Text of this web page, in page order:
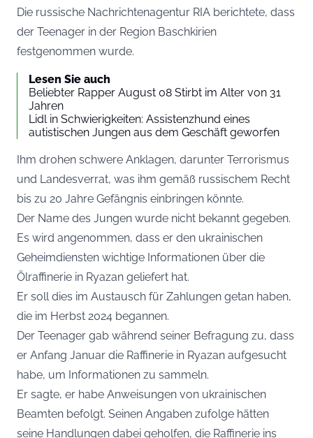
Die russische Nachrichtenagentur RIA berichtete, dass
der Teenager in der Region Baschkirien
festgenommen wurde.
Lesen Sie auch
Beliebter Rapper August 08 Stirbt im Alter von 31
Jahren
Lidl in Schwierigkeiten: Assistenzhund eines
autistischen Jungen aus dem Geschäft geworfen
Ihm drohen schwere Anklagen, darunter Terrorismus
und Landesverrat, was ihm gemäß russischem Recht
bis zu 20 Jahre Gefängnis einbringen könnte.
Der Name des Jungen wurde nicht bekannt gegeben.
Es wird angenommen, dass er den ukrainischen
Geheimdiensten wichtige Informationen über die
Ölraffinerie in Ryazan geliefert hat.
Er soll dies im Austausch für Zahlungen getan haben,
die im Herbst 2024 begannen.
Der Teenager gab während seiner Befragung zu, dass
er Anfang Januar die Raffinerie in Ryazan aufgesucht
habe, um Informationen zu sammeln.
Er sagte, er habe Anweisungen von ukrainischen
Beamten befolgt. Seinen Angaben zufolge hätten
seine Handlungen dabei geholfen, die Raffinerie ins